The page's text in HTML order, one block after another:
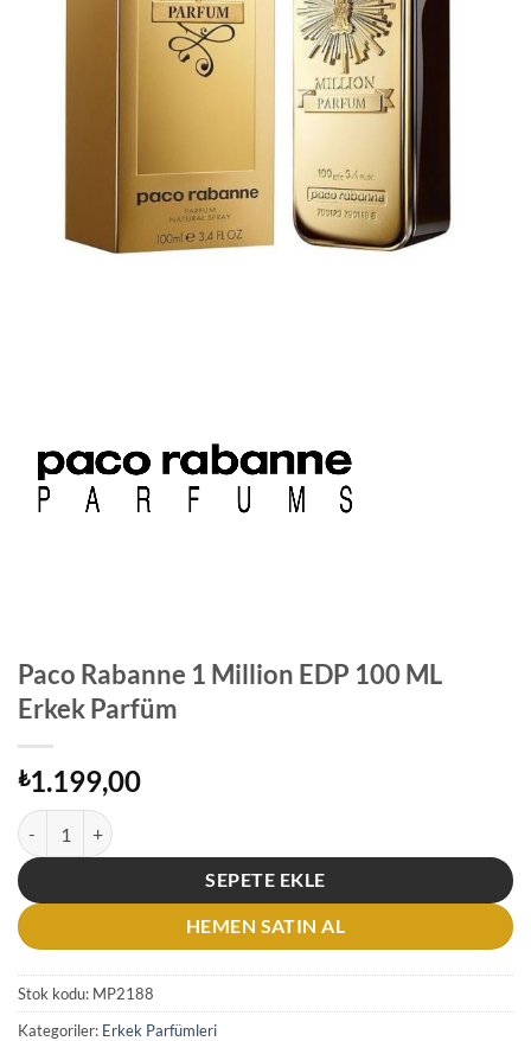
Paco Rabanne 1 Million EDP 100 ML
Erkek Parfüm
₺1.199,00
Paco Rabanne 1 Million EDP 100 ML Erkek Parfüm adet
SEPETE EKLE
HEMEN SATIN AL
Stok kodu: MP2188
Kategoriler: Erkek Parfümleri